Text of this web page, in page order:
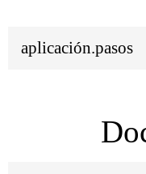
aplicación.pasos